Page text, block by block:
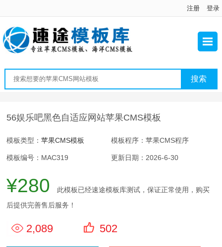
注册 登录
56娱乐吧黑色自适应网站苹果CMS模板
模板类型：苹果CMS模板 模板程序：苹果CMS程序
模板编号：MAC319 更新日期：2026-6-30
¥280
此模板已经速途模板库测试，保证正常使用，购买
后提供完善售后服务！
2,089 502